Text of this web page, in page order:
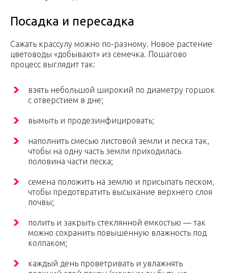
Посадка и пересадка
Сажать крассулу можно по-разному. Новое растение
цветоводы «добывают» из семечка. Пошагово
процесс выглядит так:
взять небольшой широкий по диаметру горшок
с отверстием в дне;
вымыть и продезинфицировать;
наполнить смесью листовой земли и песка так,
чтобы на одну часть земли приходилась
половина части песка;
семена положить на землю и присыпать песком,
чтобы предотвратить высыхание верхнего слоя
почвы;
полить и закрыть стеклянной емкостью — так
можно сохранить повышенную влажность под
колпаком;
каждый день проветривать и увлажнять